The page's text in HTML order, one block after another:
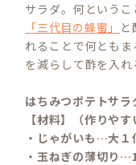
サラダ。何という
「三代目の蜂蜜」
と
れることで何とも
を減らして酢を入れ
はちみつポテトサラ
【材料】（作りやす
・じゃがいも…大１
・玉ねぎの薄切り